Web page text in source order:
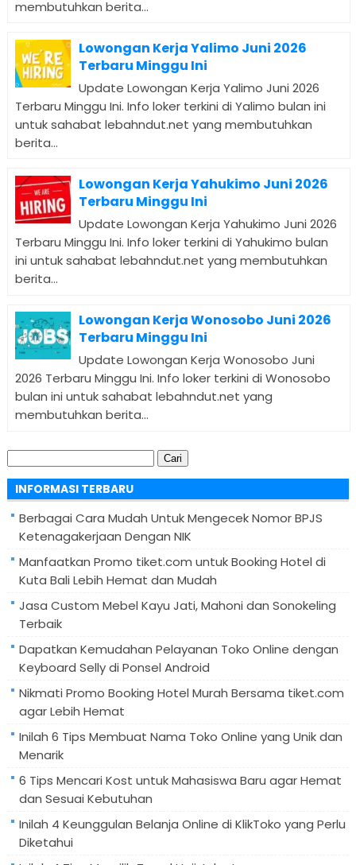
membutuhkan berita...
Lowongan Kerja Yalimo Juni 2026
Terbaru Minggu Ini
Update Lowongan Kerja Yalimo Juni 2026
Terbaru Minggu Ini. Info loker terkini di Yalimo bulan ini
untuk sahabat lebahndut.net yang membutuhkan
berita...
Lowongan Kerja Yahukimo Juni 2026
Terbaru Minggu Ini
Update Lowongan Kerja Yahukimo Juni 2026
Terbaru Minggu Ini. Info loker terkini di Yahukimo bulan
ini untuk sahabat lebahndut.net yang membutuhkan
berita...
Lowongan Kerja Wonosobo Juni 2026
Terbaru Minggu Ini
Update Lowongan Kerja Wonosobo Juni
2026 Terbaru Minggu Ini. Info loker terkini di Wonosobo
bulan ini untuk sahabat lebahndut.net yang
membutuhkan berita...
Cari
untuk:
INFORMASI TERBARU
Berbagai Cara Mudah Untuk Mengecek Nomor BPJS
Ketenagakerjaan Dengan NIK
Manfaatkan Promo tiket.com untuk Booking Hotel di
Kuta Bali Lebih Hemat dan Mudah
Jasa Custom Mebel Kayu Jati, Mahoni dan Sonokeling
Terbaik
Dapatkan Kemudahan Pelayanan Toko Online dengan
Keyboard Selly di Ponsel Android
Nikmati Promo Booking Hotel Murah Bersama tiket.com
agar Lebih Hemat
Inilah 6 Tips Membuat Nama Toko Online yang Unik dan
Menarik
6 Tips Mencari Kost untuk Mahasiswa Baru agar Hemat
dan Sesuai Kebutuhan
Inilah 4 Keunggulan Belanja Online di KlikToko yang Perlu
Diketahui